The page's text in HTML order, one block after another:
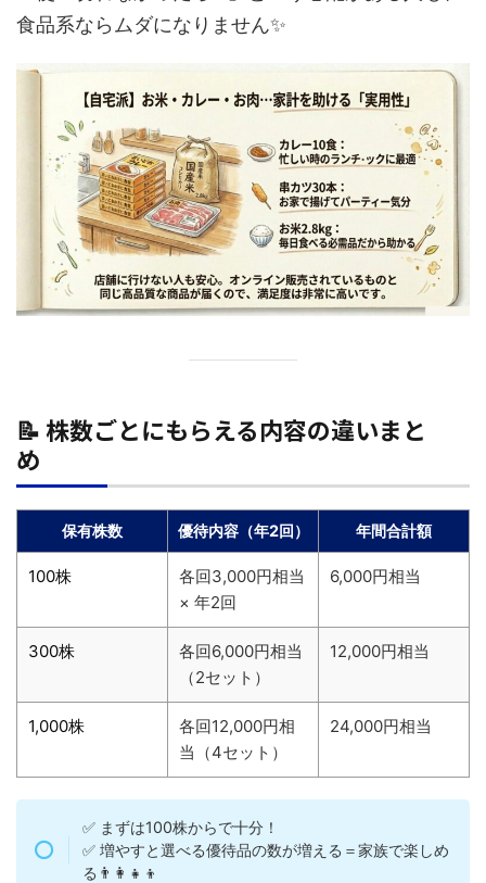
食品系ならムダになりません✨
📝 株数ごとにもらえる内容の違いまと
め
保有株数 優待内容（年2回） 年間合計額
100株
各回3,000円相当
× 年2回
6,000円相当
300株
各回6,000円相当
（2セット）
12,000円相当
1,000株
各回12,000円相
当（4セット）
24,000円相当
✅ まずは100株からで十分！
✅ 増やすと選べる優待品の数が増える＝家族で楽しめ
る👨‍👩‍👧‍👦